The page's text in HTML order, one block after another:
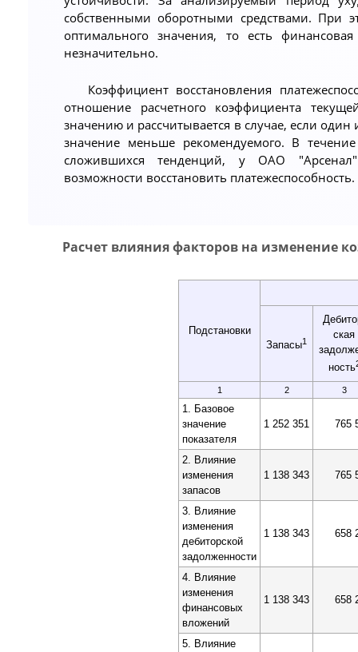
собственными оборотными средствами. При
оптимального значения, то есть
незначительно.
Коэффициент восстановления
отношение расчетного коэффициента
значению и рассчитывается в случае, если
значение меньше рекомендуемого. В
сложившихся тенденций, у ОАО
возможности восстановить платежеспособность.
Расчет влияния факторов на изменение
Подстановки
Запасы1
ская
ность
1 2 3
1. Базовое
значение
показателя
1 252 351 765
2. Влияние
изменения
запасов
1 138 343 765
3. Влияние
изменения
дебиторской
задолженности
1 138 343 658
4. Влияние
изменения
финансовых
вложений
1 138 343 658
5. Влияние